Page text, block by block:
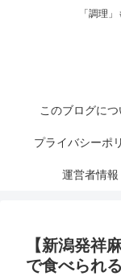
「調理
このブログにつ
プライバシーポ
運営者情報
【新潟発祥
で食べられ